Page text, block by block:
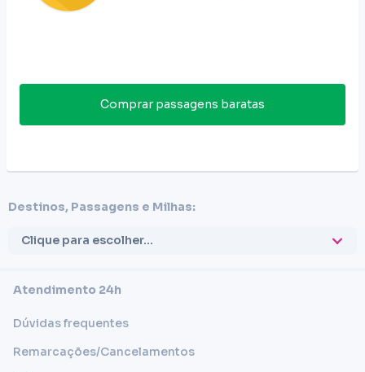
Comprar passagens baratas
Destinos, Passagens e Milhas:
Clique para escolher...
Atendimento 24h
Dúvidas frequentes
Remarcações/Cancelamentos